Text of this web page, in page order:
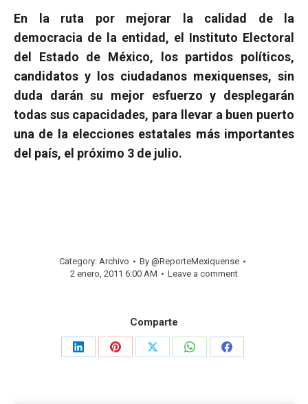
En la ruta por mejorar la calidad de la
democracia de la entidad, el Instituto Electoral
del Estado de México, los partidos políticos,
candidatos y los ciudadanos mexiquenses, sin
duda darán su mejor esfuerzo y desplegarán
todas sus capacidades, para llevar a buen puerto
una de la elecciones estatales más importantes
del país, el próximo 3 de julio.
Category: Archivo By @ReporteMexiquense
2 enero, 2011 6:00 AM
Leave a comment
Comparte
Share
Share
Share
Share
Share